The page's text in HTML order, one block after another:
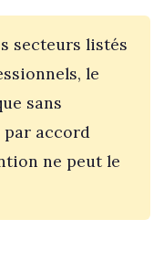
secteurs listés
le
sans
par accord
ne peut le